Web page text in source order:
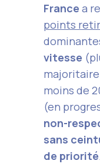
France a
points
vitesse
moins de
(en
non-
sans
de priorité